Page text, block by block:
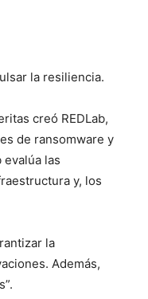
la resiliencia.
creó REDLab,
de ransomware y
evalúa las
y, los
la
Además,